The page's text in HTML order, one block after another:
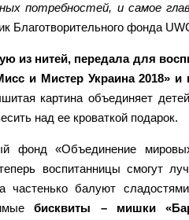
потребностей, и самое
Благотворительного фонда
из нитей, передала для
и Мистер Украина 2018» и
картина объединяет
над ее кроваткой подарок.
фонд «Объединение
воспитанницы смогут
частенько балуют
бисквиты – мишки